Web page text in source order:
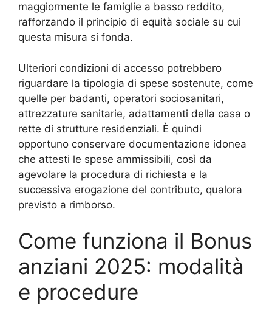
maggiormente le famiglie a basso reddito,
rafforzando il principio di equità sociale su cui
questa misura si fonda.
Ulteriori condizioni di accesso potrebbero
riguardare la tipologia di spese sostenute, come
quelle per badanti, operatori sociosanitari,
attrezzature sanitarie, adattamenti della casa o
rette di strutture residenziali. È quindi
opportuno conservare documentazione idonea
che attesti le spese ammissibili, così da
agevolare la procedura di richiesta e la
successiva erogazione del contributo, qualora
previsto a rimborso.
Come funziona il Bonus
anziani 2025: modalità
e procedure